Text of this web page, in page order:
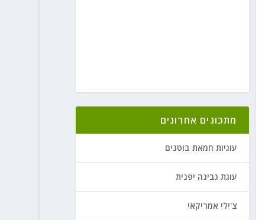
מתכונים אחרונים
עוגיות חמאת בוטנים
עוגת גבינה יפנית
צ'ילי אמריקאי